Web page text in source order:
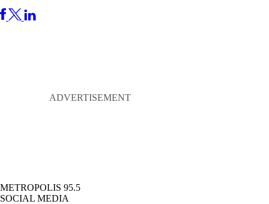
METROPOLIS 95.5
SOCIAL MEDIA